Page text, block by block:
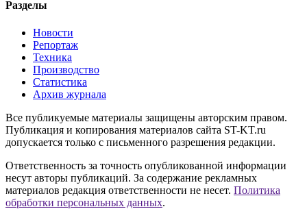
Разделы
Новости
Репортаж
Техника
Производство
Статистика
Архив журнала
Все публикуемые материалы защищены авторским правом.
Публикация и копирования материалов сайта ST-KT.ru
допускается только с письменного разрешения редакции.
Ответственность за точность опубликованной информации
несут авторы публикаций. За содержание рекламных
материалов редакция ответственности не несет. Политика
обработки персональных данных.